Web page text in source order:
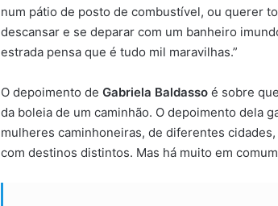
num pátio de posto de combustível, ou querer
descansar e se deparar com um banheiro
estrada pensa que é tudo mil maravilhas.”
O depoimento deGabriela Baldasso é sobre
da boleia de um caminhão. O depoimento dela
mulheres caminhoneiras, de diferentes
com destinos distintos. Mas há muito em